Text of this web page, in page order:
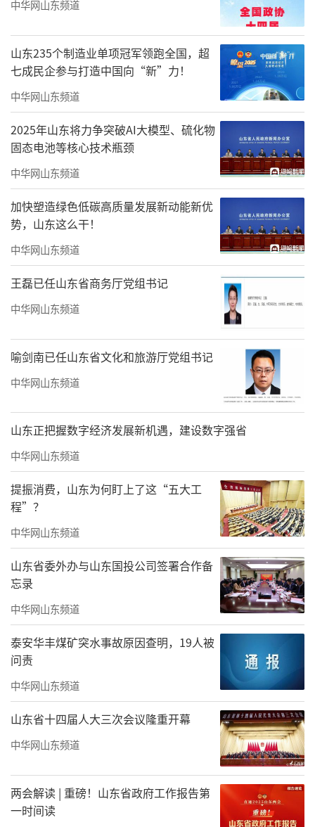
《方志敏》241cm×192cm纸本设色2021年
此后，蔡超并未止步于已有的成就，而是
大胆探索工业题材创作。为了真实呈现工业场
景的独特魅力，他先后深入九江大桥工地、炼
油厂、化纤厂体验生活，与工人同吃同住，细
致观察生产流程与机械构造。“整整四年时
间，我一门心思扑在工业题材上，尝试将山水
画的笔墨技法融入其中，让冰冷的工业场景焕
发生机。”他表示。这份坚持终有回报，九十
年代，蔡超的工业题材作品蜚声画坛，其独特
的艺术风格成为他鲜明的艺术坐标，也让他在
二十世纪中国绘画史中占据重要地位。
蔡超《吊装》211cm×175cm
中华网山东频道
山东235个制造业单项冠军领跑全国，超
七成民企参与打造中国向“新”力！
中华网山东频道
2025年山东将力争突破AI大模型、硫化物
固态电池等核心技术瓶颈
中华网山东频道
加快塑造绿色低碳高质量发展新动能新优
势，山东这么干！
中华网山东频道
王磊已任山东省商务厅党组书记
中华网山东频道
喻剑南已任山东省文化和旅游厅党组书记
中华网山东频道
山东正把握数字经济发展新机遇，建设数字强省
中华网山东频道
提振消费，山东为何盯上了这“五大工
程”？
中华网山东频道
山东省委外办与山东国投公司签署合作备
忘录
中华网山东频道
泰安华丰煤矿突水事故原因查明，19人被
问责
中华网山东频道
山东省十四届人大三次会议隆重开幕
中华网山东频道
两会解读 | 重磅！山东省政府工作报告第
一时间读